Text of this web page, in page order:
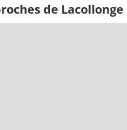
de Lacollonge